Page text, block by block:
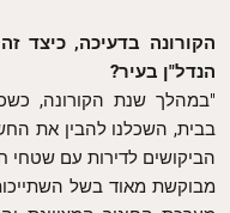
הקורונה בדעיכה, כיצד
הנדל"ן בעיר?
"במהלך שנת הקורונה,
בבית, השכלנו להבין את
הביקושים לדירות עם שטחי
מבוקשת מאוד בשל השתייכות